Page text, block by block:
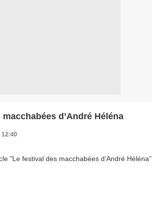
d’André Héléna
12:40